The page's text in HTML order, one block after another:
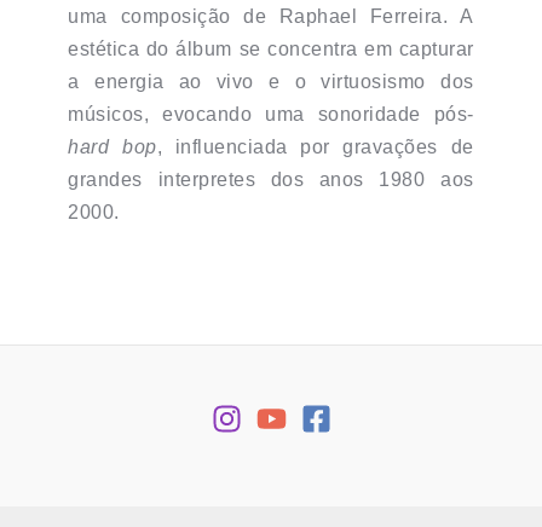
uma composição de Raphael Ferreira. A
estética do álbum se concentra em capturar
a energia ao vivo e o virtuosismo dos
músicos, evocando uma sonoridade pós-
hard bop, influenciada por gravações de
grandes interpretes dos anos 1980 aos
2000.